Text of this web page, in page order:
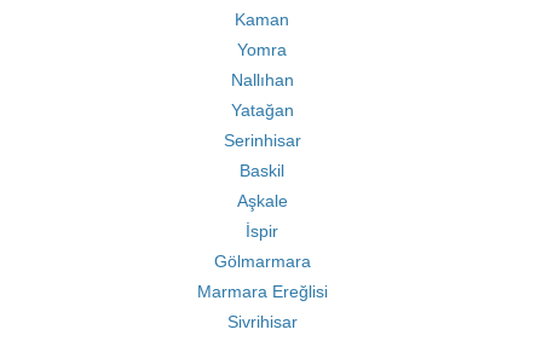
Kaman
Yomra
Nallıhan
Yatağan
Serinhisar
Baskil
Aşkale
İspir
Gölmarmara
Marmara Ereğlisi
Sivrihisar